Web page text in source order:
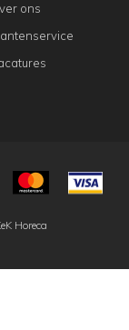
ons
Horeca